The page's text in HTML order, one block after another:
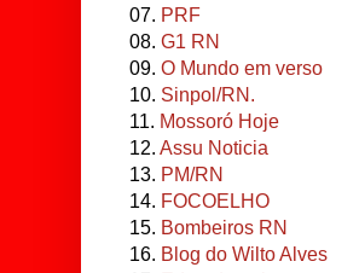
07. PRF
08. G1 RN
09. O Mundo em verso
10. Sinpol/RN.
11. Mossoró Hoje
12. Assu Noticia
13. PM/RN
14. FOCOELHO
15. Bombeiros RN
16. Blog do Wilto Alves